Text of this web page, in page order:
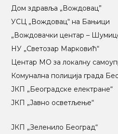
Дом здравља „Вождовац”
УСЦ „Вождовац“ на Бањици
„Вождовачки центар –
НУ „Светозар Марковић“
Центар МO за локалну
Комунална полиција града
ЈКП „Београдске електране“
ЈКП „Јавно осветљење“
ЈКП „Зеленило Београд“